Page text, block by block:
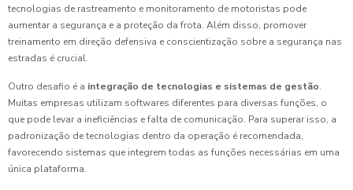
tecnologias de rastreamento e monitoramento de motoristas pode
aumentar a segurança e a proteção da frota. Além disso, promover
treinamento em direção defensiva e conscientização sobre a segurança nas
estradas é crucial.
Outro desafio é a integração de tecnologias e sistemas de gestão.
Muitas empresas utilizam softwares diferentes para diversas funções, o
que pode levar a ineficiências e falta de comunicação. Para superar isso, a
padronização de tecnologias dentro da operação é recomendada,
favorecendo sistemas que integrem todas as funções necessárias em uma
única plataforma.